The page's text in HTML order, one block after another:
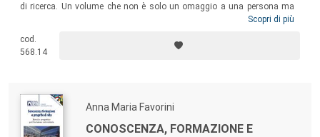
di ricerca. Un volume che non è solo un omaggio a una persona ma
che può dare al Lettore una visione ad ampio raggio delle
a livello regionale nel CALD e a livello nazionale nell’ambito della
CNUDD (Conferenza Nazionale Universitaria dei Delegati per la
Scopri di più
cod.
568.14
Anna Maria Favorini
CONOSCENZA, FORMAZIONE E